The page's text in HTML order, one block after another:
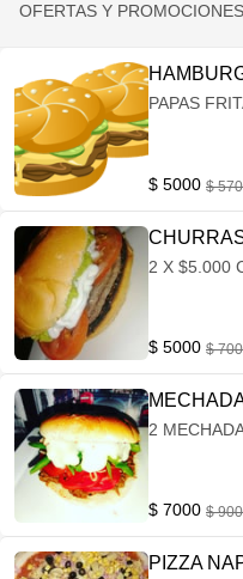
OFERTAS Y PROMOCIONES
PAPAS
$ 5000 $
2 X $5.000
$ 5000 $
2
$ 7000 $
PIZZA